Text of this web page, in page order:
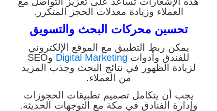
العملاء وزيادة معدلات الحجز المتكرر.
تحسين محركات البحث والتسويق
يمكن ربط التطبيق مع الموقع الإلكتروني
للفندق وأدوات Digital Marketing
وSEO
لزيادة الظهور في نتائج البحث وجذب المزيد
من العملاء.
يجب أن يتكامل تصميم تطبيقات الحجوزات
وإدارة الفنادق في مكة مع التوجهات الحديثة.